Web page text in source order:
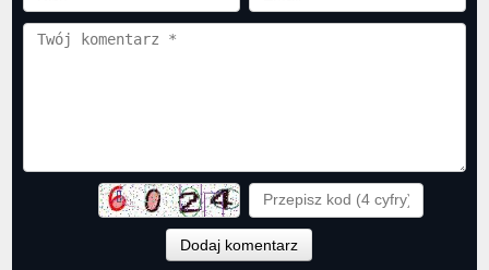
Dodaj komentarz